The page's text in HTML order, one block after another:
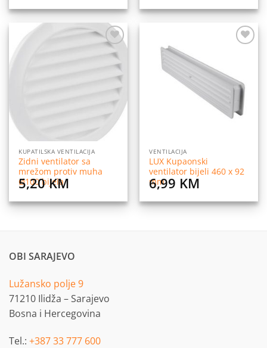
Dodaj
na
listu
želja
KUPATILSKA VENTILACIJA
Zidni ventilator sa
mrežom protiv muha
Ø100 bijela
5,20KM
želja
VENTILACIJA
LUX Kupaonski
ventilator bijeli 460 x 92
mm
6,99 KM
OBI SARAJEVO
Lužansko polje 9
71210 Ilidža – Sarajevo
Bosna i Hercegovina
Tel.: +387 33 777 600